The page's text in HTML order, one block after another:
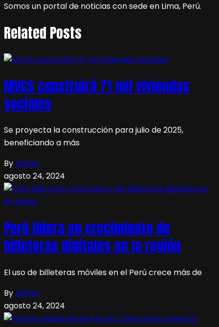
Somos un portal de noticias con sede en Lima, Perú.
Related Posts
MVCS construirá 71 mil viviendas
sociales
Se proyecta la construcción para julio de 2025,
beneficiando a más
Byadmin
agosto 24, 2024
Perú lidera en crecimiento de
billeteras digitales en la región
El uso de billeteras móviles en el Perú crece más de
Byadmin
agosto 24, 2024